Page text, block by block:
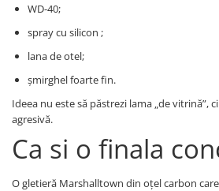
WD-40;
spray cu silicon ;
lana de otel;
șmirghel foarte fin.
Ideea nu este să păstrezi lama „de vitrină”,
agresivă.
Ca si o finala
O gletieră Marshalltown din oțel carbon